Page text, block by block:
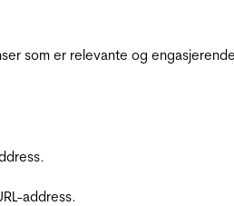
som er relevante og
address.